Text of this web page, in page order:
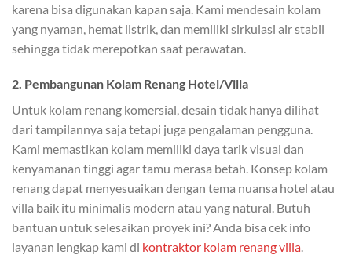
karena bisa digunakan kapan saja. Kami mendesain kolam
yang nyaman, hemat listrik, dan memiliki sirkulasi air stabil
sehingga tidak merepotkan saat perawatan.
2. Pembangunan Kolam Renang Hotel/Villa
Untuk kolam renang komersial, desain tidak hanya dilihat
dari tampilannya saja tetapi juga pengalaman pengguna.
Kami memastikan kolam memiliki daya tarik visual dan
kenyamanan tinggi agar tamu merasa betah. Konsep kolam
renang dapat menyesuaikan dengan tema nuansa hotel atau
villa baik itu minimalis modern atau yang natural. Butuh
bantuan untuk selesaikan proyek ini? Anda bisa cek info
layanan lengkap kami di kontraktor kolam renang villa.